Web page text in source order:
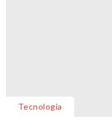
Tecnologia